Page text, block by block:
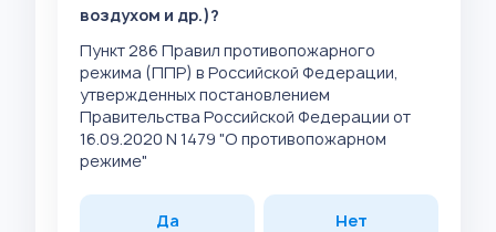
воздухом и др.)?
Пункт 286 Правил противопожарного
режима (ППР) в Российской Федерации,
утвержденных постановлением
Правительства Российской Федерации от
16.09.2020 N 1479 "О противопожарном
режиме"
Да Нет